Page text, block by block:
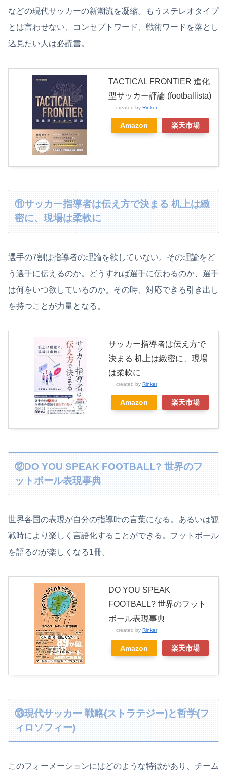
などの現代サッカーの新潮流を凝縮。もうステレオタイプ
とは言わせない、コンセプトワード、戦術ワードを落とし
込見たい人は必読書。
TACTICAL FRONTIER 進化
型サッカー評論 (footballista)
created by Rinker
Amazon 楽天市場
⑪サッカー指導者は伝え方で決まる 机上は緻
密に、現場は柔軟に
選手の7割は指導者の理論を欲していない。その理論をど
う選手に伝えるのか。どうすれば選手に伝わるのか、選手
は何をいつ欲しているのか。その時、対応できる引き出し
を持つことが力量となる。
サッカー指導者は伝え方で
決まる 机上は緻密に、現場
は柔軟に
created by Rinker
Amazon 楽天市場
⑫DO YOU SPEAK FOOTBALL? 世界のフ
ットボール表現事典
世界各国の表現が自分の指導時の言葉になる。あるいは観
戦時により楽しく言語化することができる。フットボール
を語るのが楽しくなる1冊。
DO YOU SPEAK
FOOTBALL? 世界のフット
ボール表現事典
created by Rinker
Amazon 楽天市場
⑬現代サッカー 戦略(ストラテジー)と哲学(フ
ィロソフィー)
このフォーメーションにはどのような特徴があり、チーム